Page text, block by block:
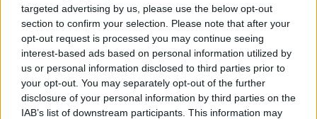
targeted advertising by us, please use the below opt-out
section to confirm your selection. Please note that after your
opt-out request is processed you may continue seeing
interest-based ads based on personal information utilized by
us or personal information disclosed to third parties prior to
your opt-out. You may separately opt-out of the further
disclosure of your personal information by third parties on the
IAB’s list of downstream participants. This information may
Hozzászólások